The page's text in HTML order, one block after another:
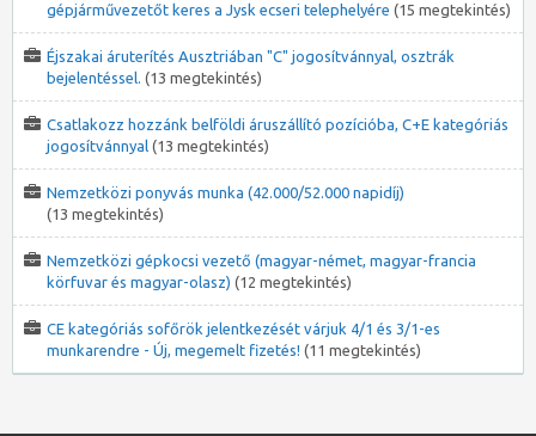
gépjárművezetőt keres a Jysk ecseri telephelyére (15 megtekintés)
Éjszakai áruterítés Ausztriában "C" jogosítvánnyal, osztrák
bejelentéssel. (13 megtekintés)
Csatlakozz hozzánk belföldi áruszállító pozícióba, C+E kategóriás
jogosítvánnyal (13 megtekintés)
Nemzetközi ponyvás munka (42.000/52.000 napidíj)
(13 megtekintés)
Nemzetközi gépkocsi vezető (magyar-német, magyar-francia
körfuvar és magyar-olasz) (12 megtekintés)
CE kategóriás sofőrök jelentkezését várjuk 4/1 és 3/1-es
munkarendre - Új, megemelt fizetés! (11 megtekintés)